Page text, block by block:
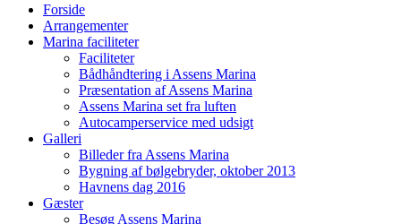
Forside
Arrangementer
Marina faciliteter
Faciliteter
Bådhåndtering i Assens Marina
Præsentation af Assens Marina
Assens Marina set fra luften
Autocamperservice med udsigt
Galleri
Billeder fra Assens Marina
Bygning af bølgebryder, oktober 2013
Havnens dag 2016
Gæster
Besøg Assens Marina